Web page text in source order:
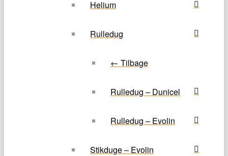
Helium
Rulledug
← Tilbage
Rulledug – Dunicel
Rulledug – Evolin
Stikduge – Evolin